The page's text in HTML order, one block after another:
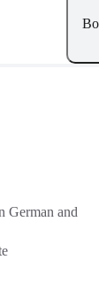
German and